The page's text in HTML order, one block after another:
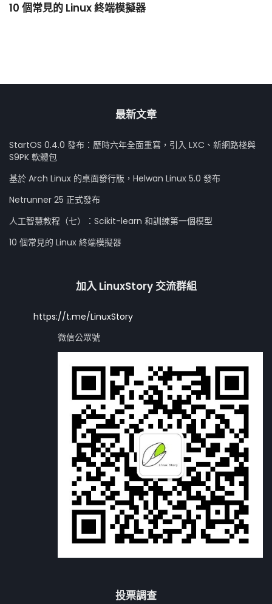
10 個常見的 Linux 終端模擬器
最新文章
StartOS 0.4.0 發布：歷時六年全面重寫，引入 LXC、新網路棧與
S9PK 軟體包
基於 Arch Linux 的桌面發行版，Helwan Linux 5.0 發布
Netrunner 25 正式發布
人工智慧教程（七）：Scikit-learn 和訓練第一個模型
10 個常見的 Linux 終端模擬器
加入 LinuxStory 交流群組
https://t.me/LinuxStory
微信公眾號
投票調查